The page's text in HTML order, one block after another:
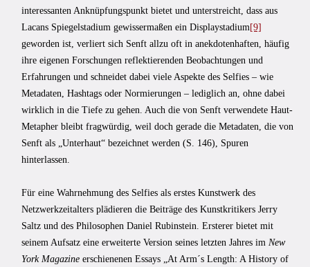
interessanten Anknüpfungspunkt bietet und unterstreicht, dass aus
Lacans Spiegelstadium gewissermaßen ein Displaystadium [9]
geworden ist, verliert sich Senft allzu oft in anekdotenhaften, häufig
ihre eigenen Forschungen reflektierenden Beobachtungen und
Erfahrungen und schneidet dabei viele Aspekte des Selfies – wie
Metadaten, Hashtags oder Normierungen – lediglich an, ohne dabei
wirklich in die Tiefe zu gehen. Auch die von Senft verwendete Haut-
Metapher bleibt fragwürdig, weil doch gerade die Metadaten, die von
Senft als „Unterhaut“ bezeichnet werden (S. 146), Spuren
hinterlassen.
Für eine Wahrnehmung des Selfies als erstes Kunstwerk des
Netzwerkzeitalters plädieren die Beiträge des Kunstkritikers Jerry
Saltz und des Philosophen Daniel Rubinstein. Ersterer bietet mit
seinem Aufsatz eine erweiterte Version seines letzten Jahres im New
York Magazine erschienenen Essays „At Arm´s Length: A History of